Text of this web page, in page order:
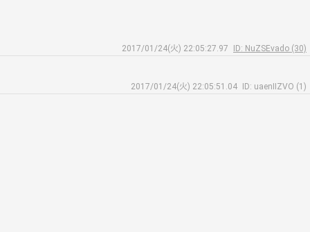
2017/01/24(火) 22:05:27.97
ID: NuZSEvado (30)
2017/01/24(火) 22:05:51.04
ID: uaenIIZVO (1)